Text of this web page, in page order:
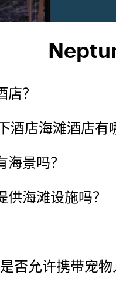
店？
店海滩酒店有
海景吗？
海滩设施吗？
否允许携带宠物